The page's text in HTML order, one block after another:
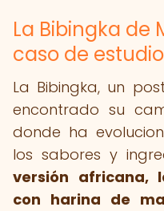
La Bibingka de
caso de estudio
La Bibingka, un
encontrado su
donde ha
los sabores y
versión africana,
con harina de